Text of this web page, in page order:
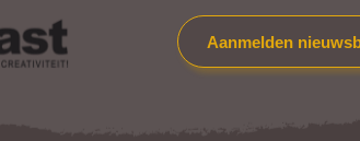
Aanmelden